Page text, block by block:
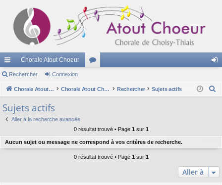
cc
ès
ra
pi
Chorale Atout Choeur
u ne
Rechercher Connexion
Chorale Atout Choeur Chorale Atout Choeur Rechercher Sujets actifs
e
Sujets actifs
Aller à la recherche avancée
0 résultat trouvé • Page 1 sur 1
Aucun sujet ou message ne correspond à vos critères de recherche.
0 résultat trouvé • Page 1 sur 1
Aller à